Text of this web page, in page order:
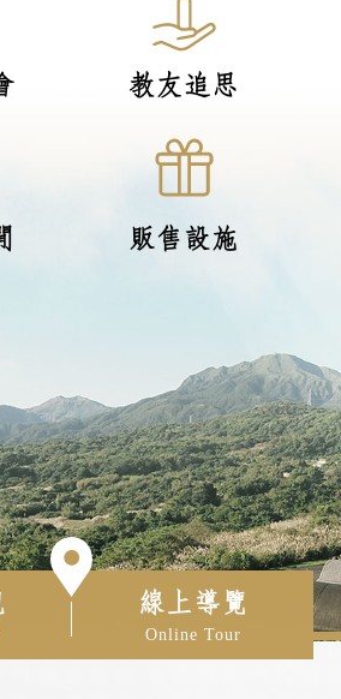
教友追思
販售設施
線上導覽
Online Tour